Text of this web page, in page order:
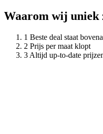
Waarom wij uniek
Beste deal staat
Prijs per maat klopt
Altijd up-to-date